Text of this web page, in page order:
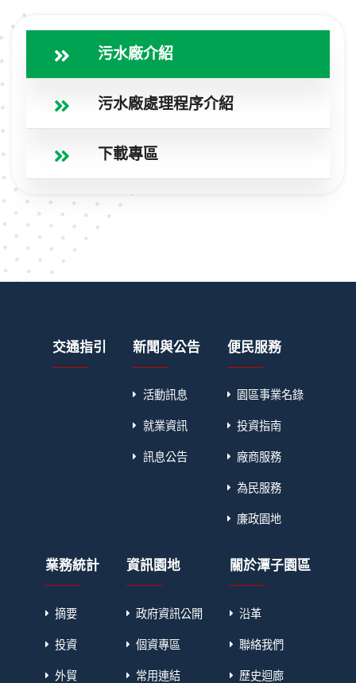
污水廠介紹
污水廠處理程序介紹
下載專區
交通指引 新聞與公告
活動訊息
就業資訊
訊息公告
便民服務
園區事業名錄
投資指南
廠商服務
為民服務
廉政園地
業務統計
摘要
投資
外貿
資訊園地
政府資訊公開
個資專區
常用連結
關於潭子園區
沿革
聯絡我們
歷史迴廊